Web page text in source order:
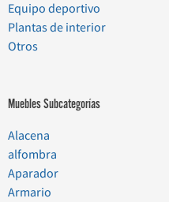
Equipo deportivo
Plantas de interior
Otros
Muebles Subcategorías
Alacena
alfombra
Aparador
Armario